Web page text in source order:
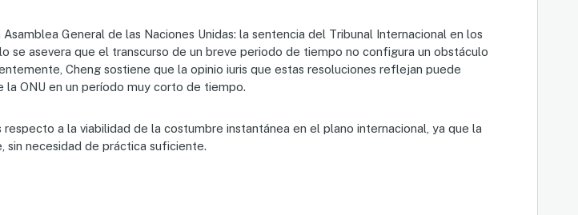
General de las Naciones Unidas: la sentencia del Tribunal Internacional en los
se asevera que el transcurso de un breve periodo de tiempo no configura un obstáculo
Cheng sostiene que la opinio iuris que estas resoluciones reflejan puede
ONU en un período muy corto de tiempo.
a la viabilidad de la costumbre instantánea en el plano internacional, ya que la
sin necesidad de práctica suficiente.